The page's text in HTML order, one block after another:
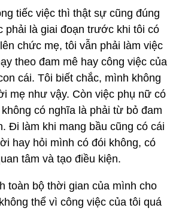
tiếc việc thì thật sự cũng đúng
phải là giai đoạn trước khi tôi có
chức mẹ, tôi vẫn phải làm việc
theo đam mê hay công việc của
cái. Tôi biết chắc, mình không
mẹ như vậy. Còn việc phụ nữ có
có nghĩa là phải từ bỏ đam
Đi làm khi mang bầu cũng có cái
hay hỏi mình có đói không, có
tâm và tạo điều kiện.
toàn bộ thời gian của mình cho
thể vì công việc của tôi quá